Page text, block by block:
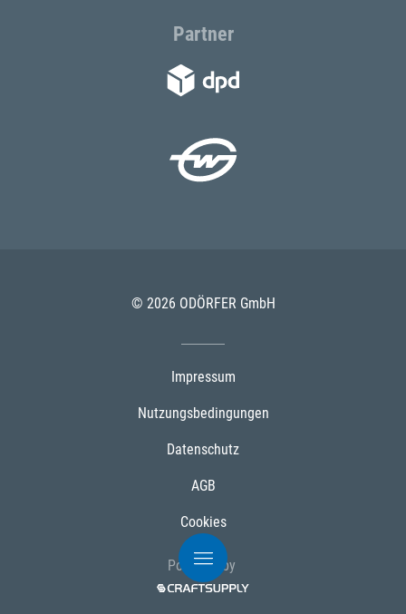
Partner
© 2026 ODÖRFER GmbH
Impressum
Nutzungsbedingungen
Datenschutz
AGB
Cookies
Powered by